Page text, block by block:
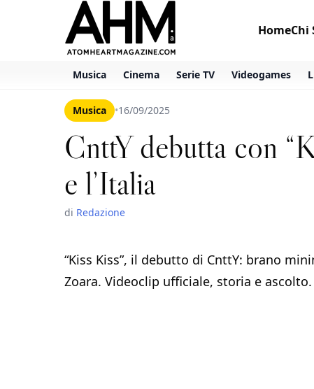
HomeChi
Musica Cinema Serie TV Videogames
Musica •16/09/2025
CnttY debutta con
e l’Italia
di Redazione
“Kiss Kiss”, il debutto di CnttY: brano
Zoara. Videoclip ufficiale, storia e ascolto.